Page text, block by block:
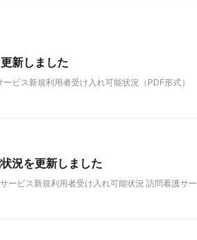
新しました
ビス新規利用者受け入れ可能状況（PDF形式）
況を更新しました
ービス新規利用者受け入れ可能状況 訪問看護サー